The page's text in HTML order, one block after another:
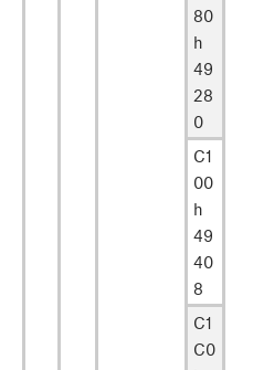
80
h
49
28
0
C1
00
h
49
40
8
C1
C0